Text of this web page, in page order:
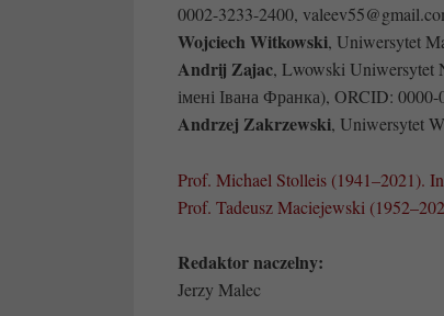
0002-3233-2400,
Wojciech Witkowski, Uniwersytet
Andrij Zajac, Lwowski Uniwersytet
імені Івана Франка), ORCID:
Andrzej Zakrzewski, Uniwersytet
Prof. Michael Stolleis (1941–2021).
Prof. Tadeusz Maciejewski
Redaktor naczelny:
Jerzy Malec